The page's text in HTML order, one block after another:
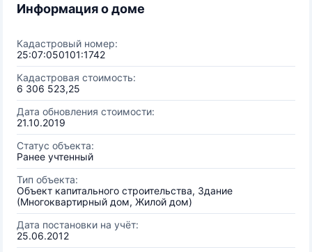
Информация о доме
Кадастровый номер:
25:07:050101:1742
Кадастровая стоимость:
6 306 523,25
Дата обновления стоимости:
21.10.2019
Статус объекта:
Ранее учтенный
Тип объекта:
Объект капитального строительства, Здание
(Многоквартирный дом, Жилой дом)
Дата постановки на учёт:
25.06.2012